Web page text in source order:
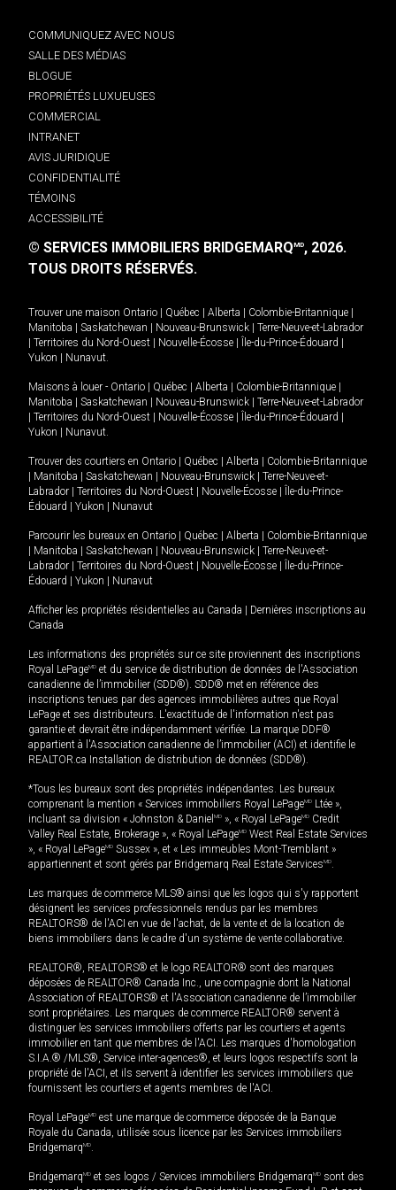
COMMUNIQUEZ AVEC NOUS
SALLE DES MÉDIAS
BLOGUE
PROPRIÉTÉS LUXUEUSES
COMMERCIAL
INTRANET
AVIS JURIDIQUE
CONFIDENTIALITÉ
TÉMOINS
ACCESSIBILITÉ
© SERVICES IMMOBILIERS BRIDGEMARQMD, 2026.
TOUS DROITS RÉSERVÉS.
Trouver une maison Ontario Québec Alberta Colombie-Britannique
Manitoba
Saskatchewan Nouveau-Brunswick
Terre-Neuve-et-Labrador
Territoires du Nord-Ouest Nouvelle-Écosse Île-du-Prince-Édouard
Yukon
Nunavut.
Maisons à louer - Ontario Québec Alberta Colombie-Britannique
Manitoba
Saskatchewan Nouveau-Brunswick
Terre-Neuve-et-Labrador
Territoires du Nord-Ouest Nouvelle-Écosse Île-du-Prince-Édouard
Yukon
Nunavut.
Trouver des courtiers en Ontario Québec Alberta
Colombie-Britannique
Manitoba Saskatchewan Nouveau-Brunswick
Terre-Neuve-et-
Labrador
Territoires du Nord-Ouest Nouvelle-Écosse
Île-du-Prince-
Édouard
Yukon Nunavut
Parcourir les bureaux en Ontario Québec Alberta
Colombie-Britannique
Manitoba Saskatchewan Nouveau-Brunswick
Terre-Neuve-et-
Labrador
Territoires du Nord-Ouest Nouvelle-Écosse
Île-du-Prince-
Édouard
Yukon Nunavut
Afficher les propriétés résidentielles au Canada
Dernières inscriptions au
Canada
Les informations des propriétés sur ce site proviennent des inscriptions
Royal LePageMD et du service de distribution de données de l'Association
canadienne de l’immobilier (SDD®). SDD® met en référence des
inscriptions tenues par des agences immobilières autres que Royal
LePage et ses distributeurs. L'exactitude de l'information n'est pas
garantie et devrait être indépendamment vérifiée. La marque DDF®
appartient à l'Association canadienne de l’immobilier (ACI) et identifie le
REALTOR.ca Installation de distribution de données (SDD®).
*Tous les bureaux sont des propriétés indépendantes. Les bureaux
comprenant la mention « Services immobiliers Royal LePageMD Ltée »,
incluant sa division « Johnston & Daniel MD », « Royal LePageMD Credit
Valley Real Estate, Brokerage », « Royal LePageMD West Real Estate Services
», « Royal LePageMD Sussex », et « Les immeubles Mont-Tremblant »
appartiennent et sont gérés par Bridgemarq Real Estate ServicesMD.
Les marques de commerce MLS® ainsi que les logos qui s'y rapportent
désignent les services professionnels rendus par les membres
REALTORS® de l'ACI en vue de l'achat, de la vente et de la location de
biens immobiliers dans le cadre d'un système de vente collaborative.
REALTOR®, REALTORS® et le logo REALTOR® sont des marques
déposées de REALTOR® Canada Inc., une compagnie dont la National
Association of REALTORS® et l'Association canadienne de l’immobilier
sont propriétaires. Les marques de commerce REALTOR® servent à
distinguer les services immobiliers offerts par les courtiers et agents
immobilier en tant que membres de l'ACI. Les marques d'homologation
S.I.A.® /MLS®, Service inter-agences®, et leurs logos respectifs sont la
propriété de l'ACI, et ils servent à identifier les services immobiliers que
fournissent les courtiers et agents membres de l'ACI.
Royal LePageMD est une marque de commerce déposée de la Banque
Royale du Canada, utilisée sous licence par les Services immobiliers
BridgemarqMD.
BridgemarqMD et ses logos / Services immobiliers BridgemarqMD sont des